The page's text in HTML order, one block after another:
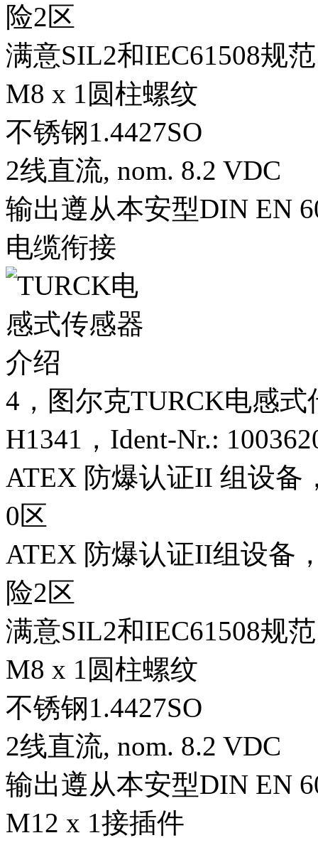
险2区
满意SIL2和IEC61508规范
M8 x 1圆柱螺纹
不锈钢1.4427SO
2线直流, nom. 8.2 VDC
输出遵从本安型DIN EN
电缆衔接
4，图尔克TURCK电感式
H1341，Ident-Nr.:
ATEX 防爆认证II 组设备
0区
ATEX 防爆认证II组设备
险2区
满意SIL2和IEC61508规范
M8 x 1圆柱螺纹
不锈钢1.4427SO
2线直流, nom. 8.2 VDC
输出遵从本安型DIN EN
M12 x 1接插件